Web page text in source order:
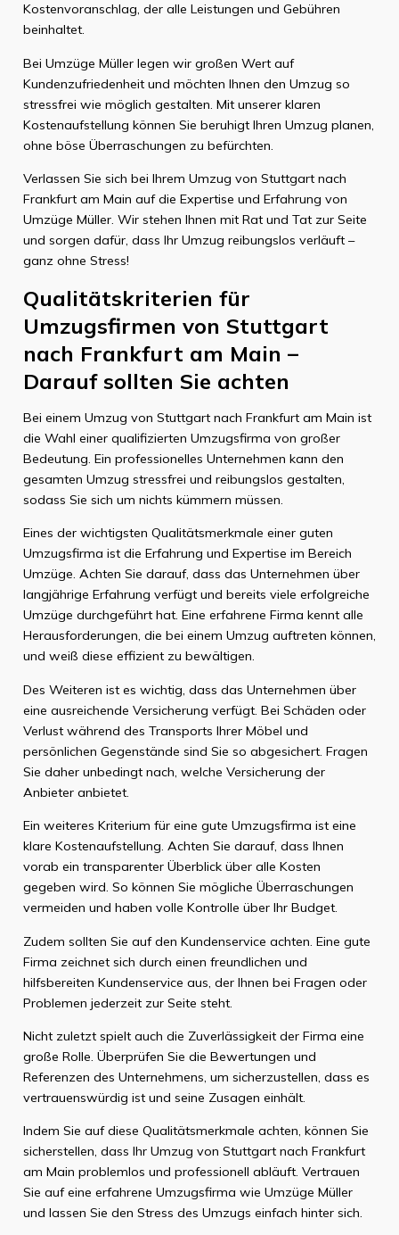
Kostenvoranschlag, der alle Leistungen und Gebühren
beinhaltet.
Bei Umzüge Müller legen wir großen Wert auf
Kundenzufriedenheit und möchten Ihnen den Umzug so
stressfrei wie möglich gestalten. Mit unserer klaren
Kostenaufstellung können Sie beruhigt Ihren Umzug planen,
ohne böse Überraschungen zu befürchten.
Verlassen Sie sich bei Ihrem Umzug von Stuttgart nach
Frankfurt am Main auf die Expertise und Erfahrung von
Umzüge Müller. Wir stehen Ihnen mit Rat und Tat zur Seite
und sorgen dafür, dass Ihr Umzug reibungslos verläuft –
ganz ohne Stress!
Qualitätskriterien für
Umzugsfirmen von Stuttgart
nach Frankfurt am Main –
Darauf sollten Sie achten
Bei einem Umzug von Stuttgart nach Frankfurt am Main ist
die Wahl einer qualifizierten Umzugsfirma von großer
Bedeutung. Ein professionelles Unternehmen kann den
gesamten Umzug stressfrei und reibungslos gestalten,
sodass Sie sich um nichts kümmern müssen.
Eines der wichtigsten Qualitätsmerkmale einer guten
Umzugsfirma ist die Erfahrung und Expertise im Bereich
Umzüge. Achten Sie darauf, dass das Unternehmen über
langjährige Erfahrung verfügt und bereits viele erfolgreiche
Umzüge durchgeführt hat. Eine erfahrene Firma kennt alle
Herausforderungen, die bei einem Umzug auftreten können,
und weiß diese effizient zu bewältigen.
Des Weiteren ist es wichtig, dass das Unternehmen über
eine ausreichende Versicherung verfügt. Bei Schäden oder
Verlust während des Transports Ihrer Möbel und
persönlichen Gegenstände sind Sie so abgesichert. Fragen
Sie daher unbedingt nach, welche Versicherung der
Anbieter anbietet.
Ein weiteres Kriterium für eine gute Umzugsfirma ist eine
klare Kostenaufstellung. Achten Sie darauf, dass Ihnen
vorab ein transparenter Überblick über alle Kosten
gegeben wird. So können Sie mögliche Überraschungen
vermeiden und haben volle Kontrolle über Ihr Budget.
Zudem sollten Sie auf den Kundenservice achten. Eine gute
Firma zeichnet sich durch einen freundlichen und
hilfsbereiten Kundenservice aus, der Ihnen bei Fragen oder
Problemen jederzeit zur Seite steht.
Nicht zuletzt spielt auch die Zuverlässigkeit der Firma eine
große Rolle. Überprüfen Sie die Bewertungen und
Referenzen des Unternehmens, um sicherzustellen, dass es
vertrauenswürdig ist und seine Zusagen einhält.
Indem Sie auf diese Qualitätsmerkmale achten, können Sie
sicherstellen, dass Ihr Umzug von Stuttgart nach Frankfurt
am Main problemlos und professionell abläuft. Vertrauen
Sie auf eine erfahrene Umzugsfirma wie Umzüge Müller
und lassen Sie den Stress des Umzugs einfach hinter sich.